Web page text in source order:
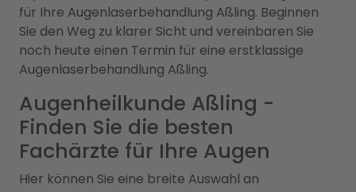
für Ihre Augenlaserbehandlung Aßling. Beginnen
Sie den Weg zu klarer Sicht und vereinbaren Sie
noch heute einen Termin für eine erstklassige
Augenlaserbehandlung Aßling.
Augenheilkunde Aßling -
Finden Sie die besten
Fachärzte für Ihre Augen
Hier können Sie eine breite Auswahl an